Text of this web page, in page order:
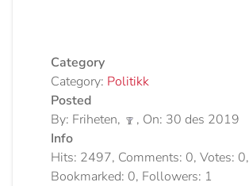
Category
Category: Politikk
Posted
By: Friheten,
, On: 30 des 2019
Info
Hits: 2497, Comments: 0, Votes: 0,
Bookmarked: 0, Followers: 1